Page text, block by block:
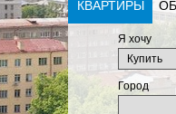
КВАРТИРЫ
Я хочу
Город